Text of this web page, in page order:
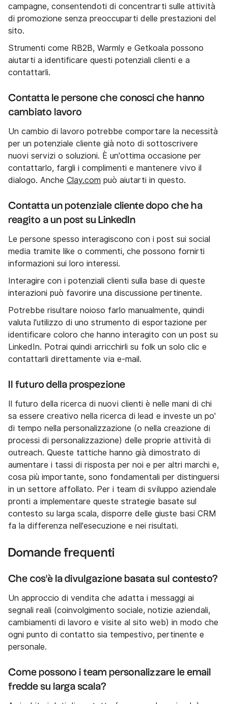
campagne, consentendoti di concentrarti sulle attività
di promozione senza preoccuparti delle prestazioni del
sito.
Strumenti come RB2B, Warmly e Getkoala possono
aiutarti a identificare questi potenziali clienti e a
contattarli.
Contatta le persone che conosci che hanno
cambiato lavoro
Un cambio di lavoro potrebbe comportare la necessità
per un potenziale cliente già noto di sottoscrivere
nuovi servizi o soluzioni. È un'ottima occasione per
contattarlo, fargli i complimenti e mantenere vivo il
dialogo. Anche Clay.com può aiutarti in questo.
Contatta un potenziale cliente dopo che ha
reagito a un post su LinkedIn
Le persone spesso interagiscono con i post sui social
media tramite like o commenti, che possono fornirti
informazioni sui loro interessi.
Interagire con i potenziali clienti sulla base di queste
interazioni può favorire una discussione pertinente.
Potrebbe risultare noioso farlo manualmente, quindi
valuta l'utilizzo di uno strumento di esportazione per
identificare coloro che hanno interagito con un post su
LinkedIn. Potrai quindi arricchirli su folk un solo clic e
contattarli direttamente via e-mail.
Il futuro della prospezione
Il futuro della ricerca di nuovi clienti è nelle mani di chi
sa essere creativo nella ricerca di lead e investe un po'
di tempo nella personalizzazione (o nella creazione di
processi di personalizzazione) delle proprie attività di
outreach. Queste tattiche hanno già dimostrato di
aumentare i tassi di risposta per noi e per altri marchi e,
cosa più importante, sono fondamentali per distinguersi
in un settore affollato. Per i team di sviluppo aziendale
pronti a implementare queste strategie basate sul
contesto su larga scala, disporre delle giuste basi CRM
fa la differenza nell'esecuzione e nei risultati.
Domande frequenti
Che cos'è la divulgazione basata sul contesto?
Un approccio di vendita che adatta i messaggi ai
segnali reali (coinvolgimento sociale, notizie aziendali,
cambiamenti di lavoro e visite al sito web) in modo che
ogni punto di contatto sia tempestivo, pertinente e
personale.
Come possono i team personalizzare le email
fredde su larga scala?